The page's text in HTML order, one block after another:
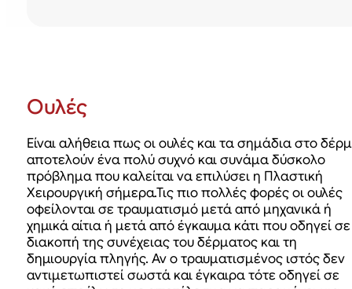
Ουλές
Είναι αλήθεια πως οι ουλές και τα σημάδια στο
αποτελούν ένα πολύ συχνό και συνάμα δύσκολο
πρόβλημα που καλείται να επιλύσει η Πλαστική
Χειρουργική σήμερα.Τις πιο πολλές φορές οι ουλές
οφείλονται σε τραυματισμό μετά από μηχανικά ή
χημικά αίτια ή μετά από έγκαυμα κάτι που οδηγεί σε
διακοπή της συνέχειας του δέρματος και τη
δημιουργία πληγής. Αν ο τραυματισμένος ιστός δεν
αντιμετωπιστεί σωστά και έγκαιρα τότε οδηγεί σε